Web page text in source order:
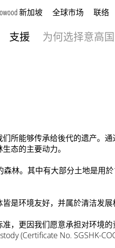
新加坡 全球市场 联络
支援 为何选择意高
所能够传承给後代的遗产。
态的主要动力。
林。其中有大部分土地是用
是环境友好，并属於清洁发展
，更因我们愿意承担对环境
(Certificate No. SGSHK-